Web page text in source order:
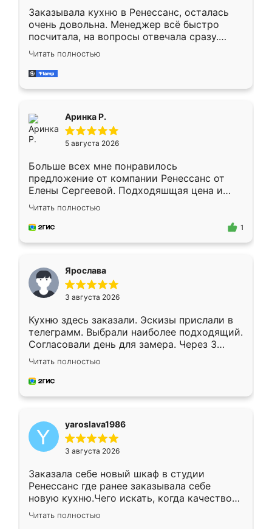
Заказывала кухню в Ренессанс, осталась
очень довольна. Менеджер всё быстро
посчитала, на вопросы отвечала сразу.
Замерщик приехал в субботу, подошёл к
делу со всей ответственностью. Собрали
за день, ребята работали аккуратно, даже
Читать полностью
Аринка Р.
5 августа 2026
Больше всех мне понравилось
предложение от компании Ренессанс от
Елены Сергеевой. Подходяшщая цена и
короткие сроки изготовления. Приехавший
для замера сотрудник Владислав
предложил по моему эскизу самый
Читать полностью
1
Ярослава
3 августа 2026
Кухню здесь заказали. Эскизы прислали в
телеграмм. Выбрали наиболее подходящий.
Согласовали день для замера. Через 3
недели кухня была уже готова. Остались
довольны работой. Спасибо Ренессанс
мебель за качественную работу!
Читать полностью
yaroslava1986
3 августа 2026
Заказала себе новый шкаф в студии
Ренессанс где ранее заказывала себе
новую кухню.Чего искать, когда качеством
вполне довольна. Служит кухня уже почти
два года, нареканий нет.
Читать полностью